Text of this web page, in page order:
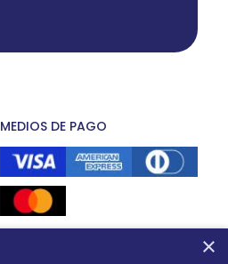
MEDIOS DE PAGO
×